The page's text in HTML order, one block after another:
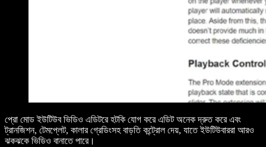
প্রো মোড ইউটিউব ভিডিও এডিটরে হটকি যোগ করে এডিট অনেক দ্রুত করে এবং
ট্রানজিশন, টেমপ্লেট, কালার গ্রেডিংসহ বাড়তি কন্ট্রোল দেয়, যাতে ইউটিউবাররা আরও
ঝকঝকে ভিডিও বানাতে পারে।